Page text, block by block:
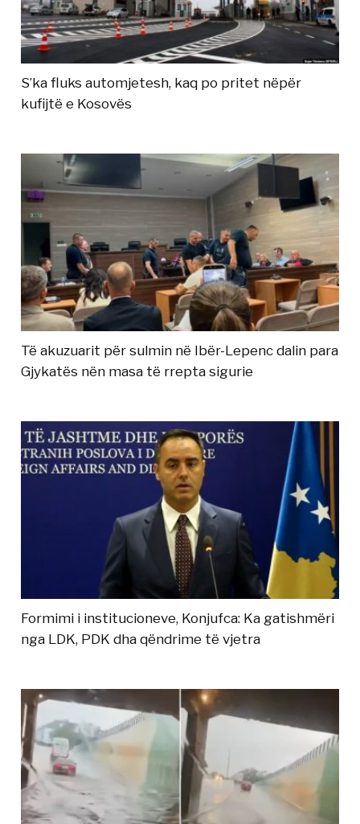
S’ka fluks automjetesh, kaq po pritet nëpër
kufijtë e Kosovës
Të akuzuarit për sulmin në Ibër-Lepenc dalin para
Gjykatës nën masa të rrepta sigurie
Formimi i institucioneve, Konjufca: Ka gatishmëri
nga LDK, PDK dha qëndrime të vjetra